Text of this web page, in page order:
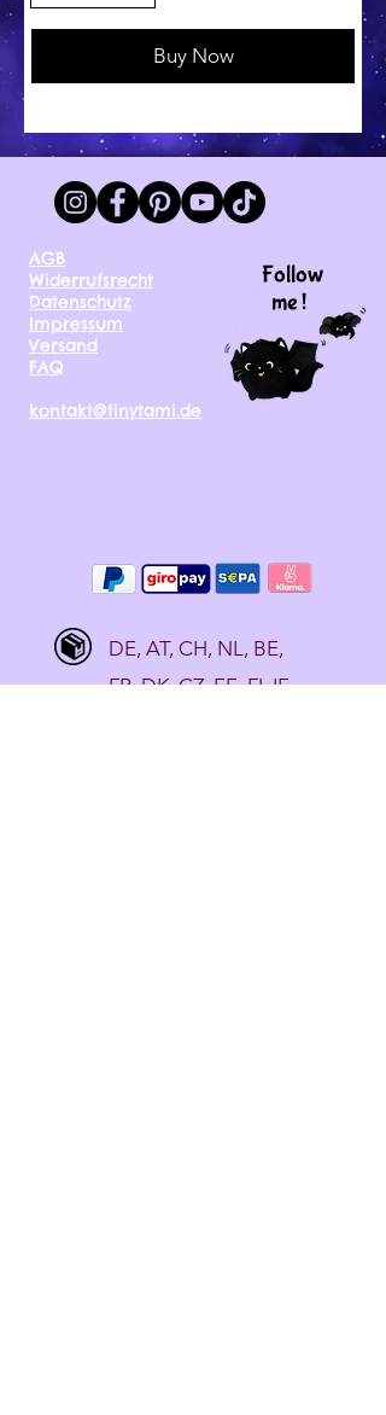
Buy Now
AGB
Widerrufsrecht
Datenschutz
Impressum
Versand
FAQ
kontakt@tinytami.de
Follow
me !
DE, AT, CH, NL, BE,
FR, DK, CZ, EE, FI, IE